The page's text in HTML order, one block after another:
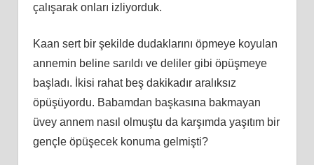
çalışarak onları izliyorduk.
Kaan sert bir şekilde dudaklarını öpmeye koyulan
annemin beline sarıldı ve deliler gibi öpüşmeye
başladı. İkisi rahat beş dakikadır aralıksız
öpüşüyordu. Babamdan başkasına bakmayan
üvey annem nasıl olmuştu da karşımda yaşıtım bir
gençle öpüşecek konuma gelmişti?